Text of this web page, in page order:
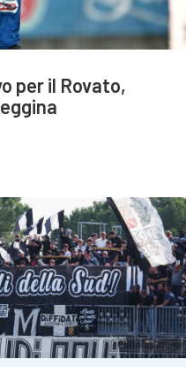
per il Rovato,